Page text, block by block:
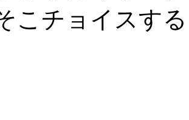
こチョイスす